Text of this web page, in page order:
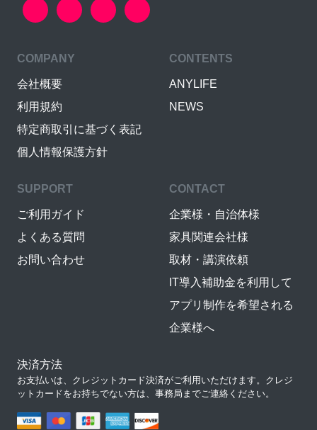
COMPANY
会社概要
利用規約
特定商取引に基づく表記
個人情報保護方針
CONTENTS
ANYLIFE
NEWS
SUPPORT
ご利用ガイド
よくある質問
お問い合わせ
CONTACT
企業様・自治体様
家具関連会社様
取材・講演依頼
IT導入補助金を利用して
アプリ制作を希望される
企業様へ
決済方法
お支払いは、クレジットカード決済がご利用いただけます。クレジ
ットカードをお持ちでない方は、事務局までご連絡ください。